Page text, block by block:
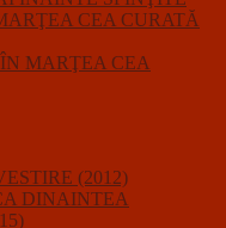
CEA CURATĂ
MARŢEA CEA
(2012)
DINAINTEA